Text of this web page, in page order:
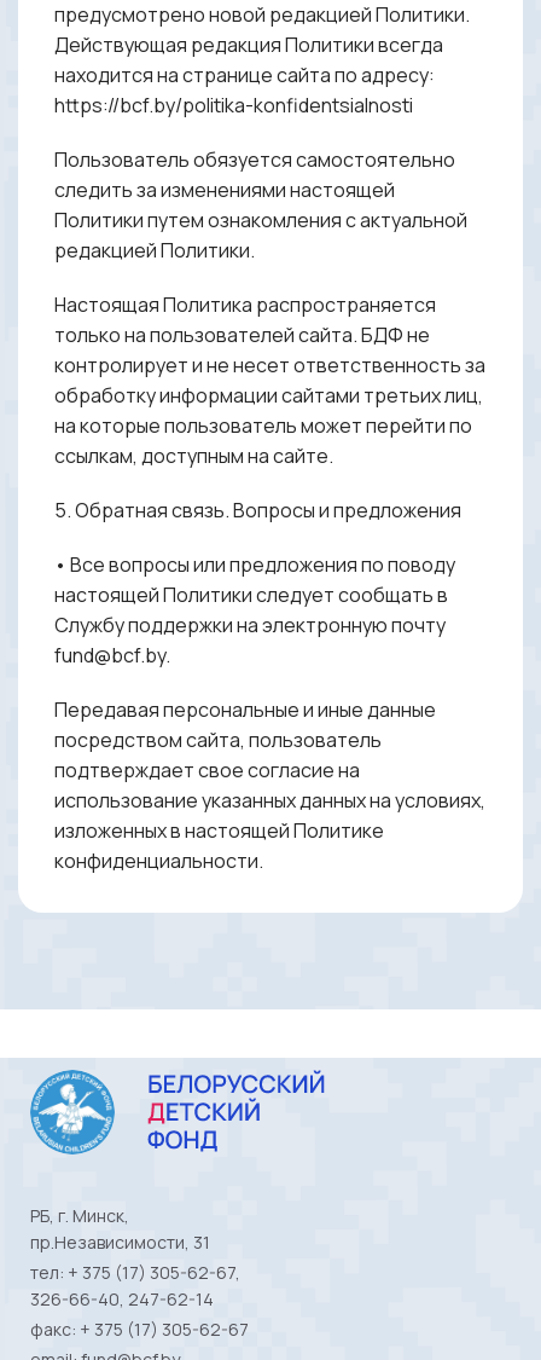
предусмотрено новой редакцией Политики.
Действующая редакция Политики всегда
находится на странице сайта по адресу:
https://bcf.by/politika-konfidentsialnosti
Пользователь обязуется самостоятельно
следить за изменениями настоящей
Политики путем ознакомления с актуальной
редакцией Политики.
Настоящая Политика распространяется
только на пользователей сайта. БДФ не
контролирует и не несет ответственность за
обработку информации сайтами третьих лиц,
на которые пользователь может перейти по
ссылкам, доступным на сайте.
5. Обратная связь. Вопросы и предложения
• Все вопросы или предложения по поводу
настоящей Политики следует сообщать в
Службу поддержки на электронную почту
fund@bcf.by.
Передавая персональные и иные данные
посредством сайта, пользователь
подтверждает свое согласие на
использование указанных данных на условиях,
изложенных в настоящей Политике
конфиденциальности.
РБ, г. Минск,
пр.Независимости, 31
тел: + 375 (17) 305-62-67,
326-66-40, 247-62-14
факс: + 375 (17) 305-62-67